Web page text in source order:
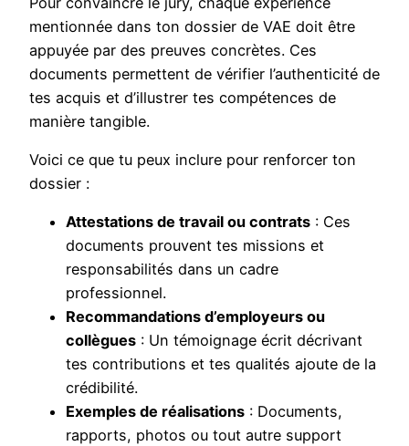
mentionnée dans ton dossier de VAE doit être
appuyée par des preuves concrètes. Ces
documents permettent de vérifier l’authenticité de
tes acquis et d’illustrer tes compétences de
manière tangible.
Voici ce que tu peux inclure pour renforcer ton
dossier :
Attestations de travail ou contrats : Ces
documents prouvent tes missions et
responsabilités dans un cadre
professionnel.
Recommandations d’employeurs ou
collègues : Un témoignage écrit décrivant
tes contributions et tes qualités ajoute de la
crédibilité.
Exemples de réalisations : Documents,
rapports, photos ou tout autre support